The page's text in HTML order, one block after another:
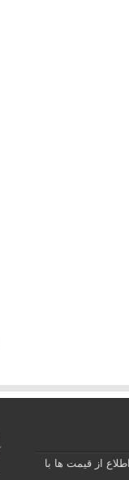
از قیمت ها با